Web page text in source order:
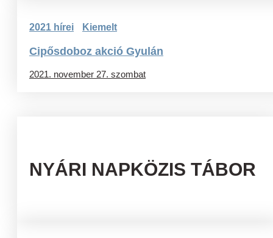
2021 hírei Kiemelt
Cipősdoboz akció Gyulán
2021. november 27. szombat
NYÁRI NAPKÖZIS TÁBOR